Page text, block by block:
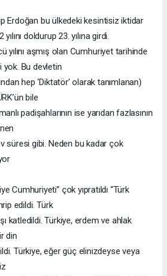
Erdoğan bu ülkedeki kesintisiz iktidar
doldurup 23. yılına girdi.
yılını aşmış olan Cumhuriyet tarihinde
yok. Bu devletin
hep ‘Diktatör’ olarak tanımlanan)
bile
padişahlarının ise yarıdan fazlasının
süresi gibi. Neden bu kadar çok
Cumhuriyeti” çok yıpratıldı “Türk
edildi. Türk
katledildi. Türkiye, erdem ve ahlak
din
Türkiye, eğer güç elinizdeyse veya